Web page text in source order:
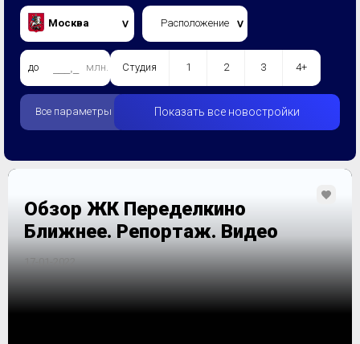
Москва Расположение
до млн. Студия 1 2 3 4+
Все параметры Показать все новостройки
Обзор ЖК Переделкино
Ближнее. Репортаж. Видео